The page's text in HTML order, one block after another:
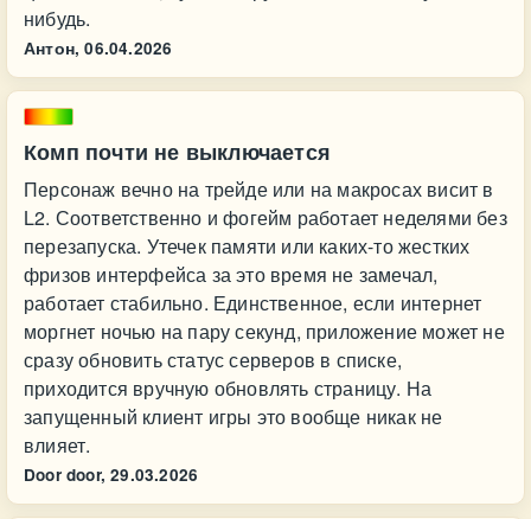
нибудь.
Антон, 06.04.2026
Комп почти не выключается
Персонаж вечно на трейде или на макросах висит в
L2. Соответственно и фогейм работает неделями без
перезапуска. Утечек памяти или каких-то жестких
фризов интерфейса за это время не замечал,
работает стабильно. Единственное, если интернет
моргнет ночью на пару секунд, приложение может не
сразу обновить статус серверов в списке,
приходится вручную обновлять страницу. На
запущенный клиент игры это вообще никак не
влияет.
Door door, 29.03.2026